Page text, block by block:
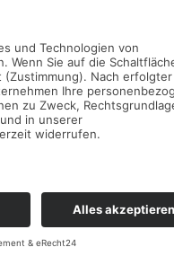
Cookie-Einstellungen